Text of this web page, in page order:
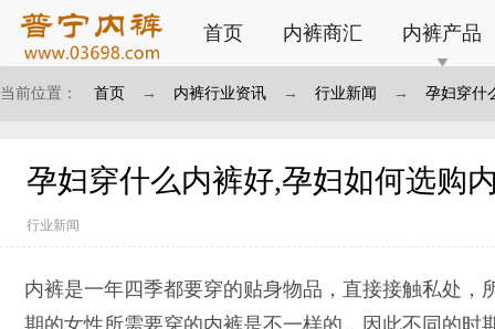
首页 内裤商汇 内裤产品
当前位置： 首页 → 内裤行业资讯 → 行业新闻 → 孕妇穿什
孕妇穿什么内裤好,孕妇如何选购
行业新闻
内裤是一年四季都要穿的贴身物品，直接接触私处
期的女性所需要穿的内裤是不一样的，因此不同的